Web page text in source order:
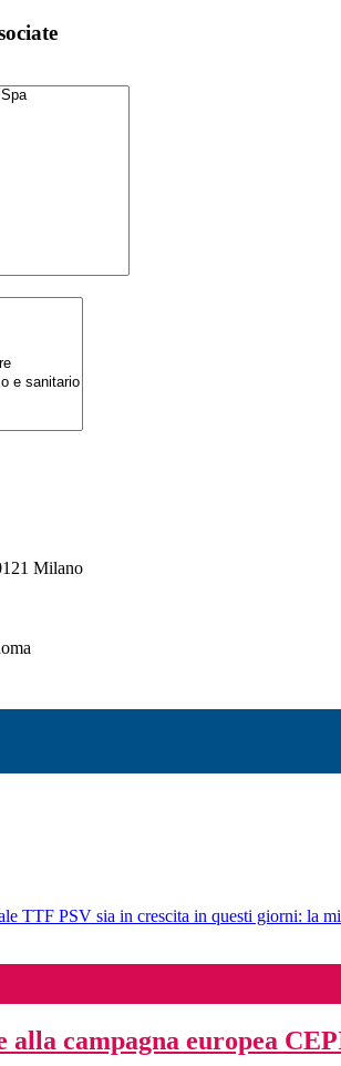
Milano
TTF PSV sia in crescita in questi giorni: la
alla campagna europea